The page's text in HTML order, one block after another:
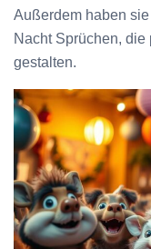
Außerdem haben
Nacht Sprüchen, die
gestalten.